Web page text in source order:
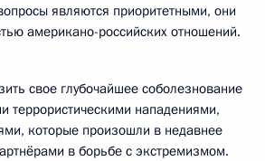
являются приоритетными, они
американо-российских отношений.
свое глубочайшее соболезнование
террористическими нападениями,
которые произошли в недавнее
в борьбе с экстремизмом.